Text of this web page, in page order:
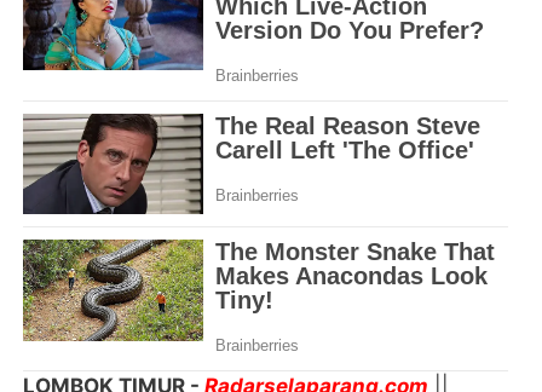
LOMBOK TIMUR -Radarselaparang.com